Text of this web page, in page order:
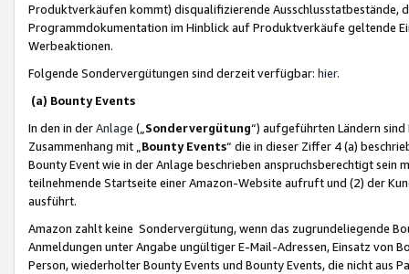
Produktverkäufen kommt) disqualifizierende Ausschlusstatbestände,
Programmdokumentation im Hinblick auf Produktverkäufe geltende
Werbeaktionen.
Folgende Sondervergütungen sind derzeit verfügbar: hier.
(a) Bounty Events
In den in derAnlage („ Sondervergütung“) aufgeführten Ländern
Zusammenhang mit „ Bounty Events“ die in dieser Ziffer 4 (a)
Bounty Event wie in der Anlage beschrieben anspruchsberechtigt sein
teilnehmende Startseite einer Amazon-Website aufruft und (2) der
ausführt.
Amazon zahlt keine Sondervergütung, wenn das zugrundeliegende
Anmeldungen unter Angabe ungültiger E-Mail-Adressen, Einsatz von
Person, wiederholter Bounty Events und Bounty Events, die nicht